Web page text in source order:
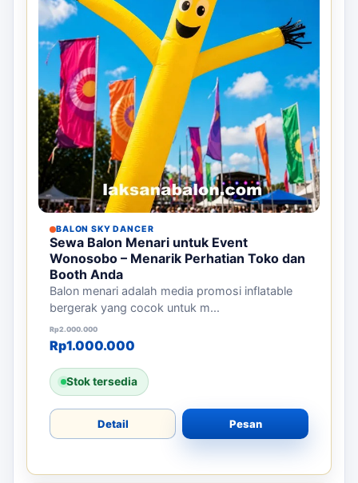
BALON SKY DANCER
Sewa Balon Menari untuk Event
Wonosobo – Menarik Perhatian Toko dan
Booth Anda
Balon menari adalah media promosi inflatable
bergerak yang cocok untuk m...
Rp2.000.000
Harga aslinya adalah: Rp2.000.000.
Rp1.000.000
Harga saat ini adalah: Rp1.000.000.
Stok tersedia
Detail Pesan